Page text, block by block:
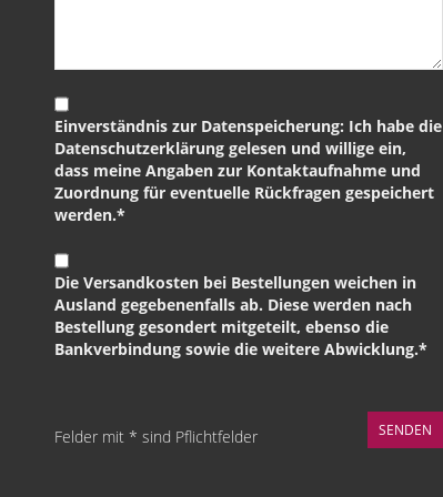
Einverständnis zur Datenspeicherung: Ich habe die
Datenschutzerklärung gelesen und willige ein,
dass meine Angaben zur Kontaktaufnahme und
Zuordnung für eventuelle Rückfragen gespeichert
werden.*
Die Versandkosten bei Bestellungen weichen in
Ausland gegebenenfalls ab. Diese werden nach
Bestellung gesondert mitgeteilt, ebenso die
Bankverbindung sowie die weitere Abwicklung.*
Felder mit * sind Pflichtfelder